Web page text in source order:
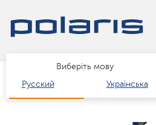
Виберіть мову
Русский
Українська
Каталог Техніка для кухні
3 РОКИ ГАРАНТІЇ